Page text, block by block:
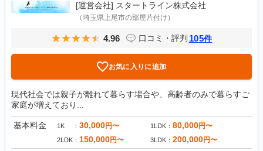
[運営会社] スタートライン株式会社
（埼玉県上尾市の部屋片付け）
4.96 口コミ・評判 105件
お気に入りに追加
現代社会では親子が離れて暮らす場合や、高齢者のみで暮らすご
家庭が増えており...
基本料金 1K 30,000円〜 1LDK 80,000円〜
2LDK 150,000円〜 3LDK 200,000円〜